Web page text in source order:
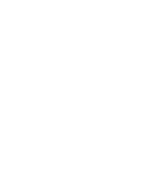
diuen democràcia i no ho és!»